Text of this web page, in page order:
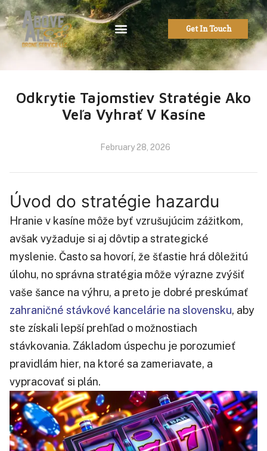
Get In Touch
Odkrytie Tajomstiev Stratégie Ako
Veľa Vyhrať V Kasíne
February 28, 2026
Úvod do stratégie hazardu
Hranie v kasíne môže byť vzrušujúcim zážitkom,
avšak vyžaduje si aj dôvtip a strategické
myslenie. Často sa hovorí, že šťastie hrá dôležitú
úlohu, no správna stratégia môže výrazne zvýšiť
vaše šance na výhru, a preto je dobré preskúmať
zahraničné stávkové kancelárie na slovensku, aby
ste získali lepší prehľad o možnostiach
stávkovania. Základom úspechu je porozumieť
pravidlám hier, na ktoré sa zameriavate, a
vypracovať si plán.